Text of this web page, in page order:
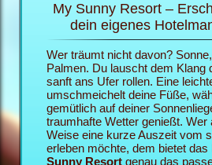
My Sunny Resort –
dein eigenes
Wer träumt nicht davon?
Palmen. Du lauscht dem Klang
sanft ans Ufer rollen. Eine
umschmeichelt deine Füße,
gemütlich auf deiner
traumhafte Wetter genießt. Wer
Weise eine kurze Auszeit vom
erleben möchte, dem bietet
Sunny Resortgenau das